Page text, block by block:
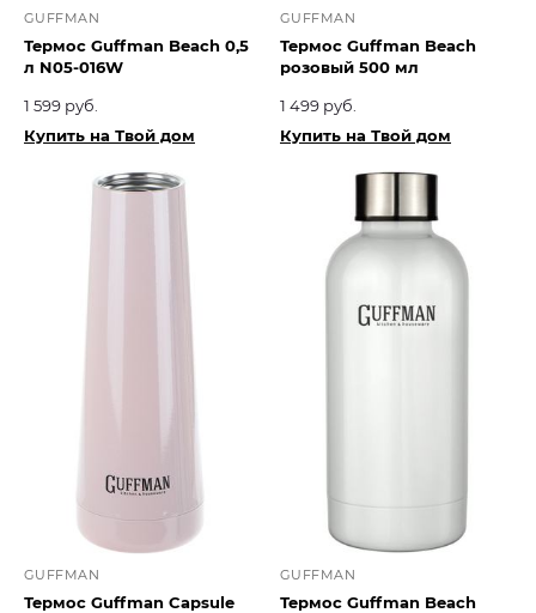
GUFFMAN
Термос Guffman Beach 0,5
л N05-016W
1 599 руб.
Купить на Твой дом
GUFFMAN
Термос Guffman Beach
розовый 500 мл
1 499 руб.
Купить на Твой дом
GUFFMAN
Термос Guffman Capsule
GUFFMAN
Термос Guffman Beach